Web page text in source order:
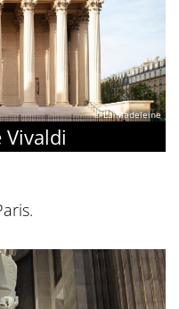
© La Madeleine
Vivaldi